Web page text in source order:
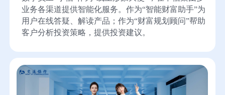
业务各渠道提供智能化服务。作为“智能财富助手”为
用户在线答疑、解读产品；作为“财富规划顾问”帮助
客户分析投资策略，提供投资建议。